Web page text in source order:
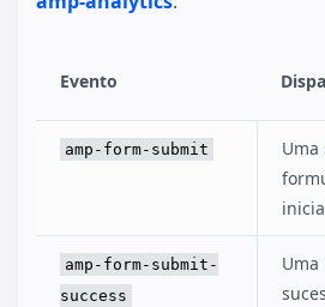
Evento
amp-form-submit
Uma
amp-form-submit-
success
Uma